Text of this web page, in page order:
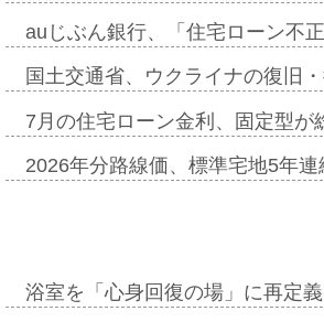
auじぶん銀行、「住宅ローン不
国土交通省、ウクライナの復旧
7月の住宅ローン金利、固定型
2026年分路線価、標準宅地5年
浴室を「心身回復の場」に再定